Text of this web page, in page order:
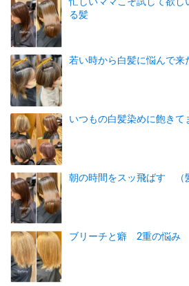
る髪
若い時から白髪に悩んで来
いつもの白髪染めに飽きて
朝の時間をスッ飛ばす （
ブリーチと癖 2重の悩み